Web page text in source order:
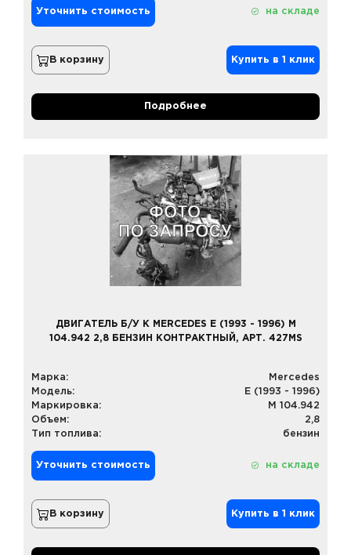
Уточнить стоимость на складе
В корзину Купить в 1 клик
Подробнее
ДВИГАТЕЛЬ Б/У К MERCEDES E (1993 - 1996) M
104.942 2,8 БЕНЗИН КОНТРАКТНЫЙ, АРТ. 427MS
Марка:
Mercedes
Модель:
E (1993 - 1996)
Маркировка:
M 104.942
Объем:
2,8
Тип топлива:
бензин
Уточнить стоимость на складе
В корзину Купить в 1 клик